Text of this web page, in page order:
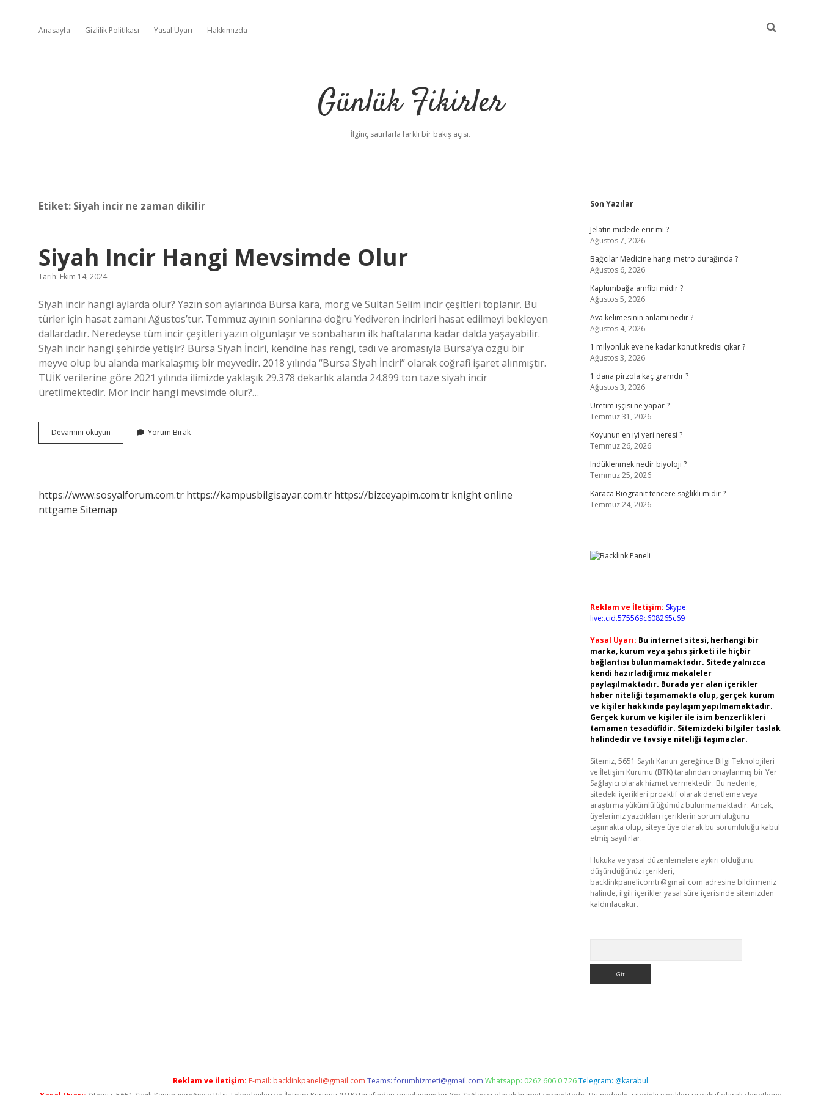
Anasayfa Gizlilik Politikası Yasal Uyarı Hakkımızda
Günlük Fikirler
İlginç satırlarla farklı bir bakış açısı.
Etiket: Siyah incir ne zaman dikilir
Siyah Incir Hangi Mevsimde Olur
Tarih: Ekim 14, 2024
Siyah incir hangi aylarda olur? Yazın son aylarında Bursa kara, morg ve Sultan Selim incir çeşitleri toplanır. Bu
türler için hasat zamanı Ağustos’tur. Temmuz ayının sonlarına doğru Yediveren incirleri hasat edilmeyi bekleyen
dallardadır. Neredeyse tüm incir çeşitleri yazın olgunlaşır ve sonbaharın ilk haftalarına kadar dalda yaşayabilir.
Siyah incir hangi şehirde yetişir? Bursa Siyah İnciri, kendine has rengi, tadı ve aromasıyla Bursa’ya özgü bir
meyve olup bu alanda markalaşmış bir meyvedir. 2018 yılında “Bursa Siyah İnciri” olarak coğrafi işaret alınmıştır.
TUİK verilerine göre 2021 yılında ilimizde yaklaşık 29.378 dekarlık alanda 24.899 ton taze siyah incir
üretilmektedir. Mor incir hangi mevsimde olur?…
Devamını okuyun
Incir
Yorum Bırak
https://www.sosyalforum.com.tr https://kampusbilgisayar.com.tr https://bizceyapim.com.tr knight online
nttgame Sitemap
Sidebar
Son Yazılar
Jelatin midede erir mi ?
Ağustos 7, 2026
Bağcılar Medicine hangi metro durağında ?
Ağustos 6, 2026
Kaplumbağa amfibi midir ?
Ağustos 5, 2026
Ava kelimesinin anlamı nedir ?
Ağustos 4, 2026
1 milyonluk eve ne kadar konut kredisi çıkar ?
Ağustos 3, 2026
1 dana pirzola kaç gramdır ?
Ağustos 3, 2026
Üretim işçisi ne yapar ?
Temmuz 31, 2026
Koyunun en iyi yeri neresi ?
Temmuz 26, 2026
Indüklenmek nedir biyoloji ?
Temmuz 25, 2026
Karaca Biogranit tencere sağlıklı mıdır ?
Temmuz 24, 2026
Reklam ve İletişim: Skype:
live:.cid.575569c608265c69
Yasal Uyarı: Bu internet sitesi, herhangi bir
marka, kurum veya şahıs şirketi ile hiçbir
bağlantısı bulunmamaktadır. Sitede yalnızca
kendi hazırladığımız makaleler
paylaşılmaktadır. Burada yer alan içerikler
haber niteliği taşımamakta olup, gerçek kurum
ve kişiler hakkında paylaşım yapılmamaktadır.
Gerçek kurum ve kişiler ile isim benzerlikleri
tamamen tesadüfidir. Sitemizdeki bilgiler taslak
halindedir ve tavsiye niteliği taşımazlar.
Sitemiz, 5651 Sayılı Kanun gereğince Bilgi Teknolojileri
ve İletişim Kurumu (BTK) tarafından onaylanmış bir Yer
Sağlayıcı olarak hizmet vermektedir. Bu nedenle,
sitedeki içerikleri proaktif olarak denetleme veya
araştırma yükümlülüğümüz bulunmamaktadır. Ancak,
üyelerimiz yazdıkları içeriklerin sorumluluğunu
taşımakta olup, siteye üye olarak bu sorumluluğu kabul
etmiş sayılırlar.
Hukuka ve yasal düzenlemelere aykırı olduğunu
düşündüğünüz içerikleri,
backlinkpanelicomtr@gmail.com adresine bildirmeniz
halinde, ilgili içerikler yasal süre içerisinde sitemizden
kaldırılacaktır.
Reklam ve İletişim: E-mail: backlinkpaneli@gmail.com Teams:forumhizmeti@gmail.com Whatsapp: 0262 606 0 726Telegram: @karabul